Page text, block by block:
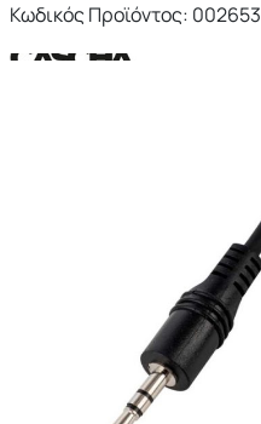
Κωδικός Προϊόντος: 002653